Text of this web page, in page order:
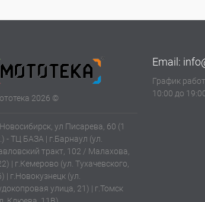
2026 ©
Новосибирск, ул Писарева, 60 (1
- ТЦ БАЗА | г.Барнаул (ул.
тракт, 102 / Малахова,
| г.Кемерово (ул. Тухачевского,
| г.Новокузнецк (ул.
улица, 21) | г.Томск
Email:
График
10:00 до